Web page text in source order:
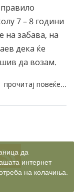
7 – 8 години
на забава, на
дека ќе
да возам.
прочитај повеќе...
Follow
on
RSS
да
интернет
на колачиња.